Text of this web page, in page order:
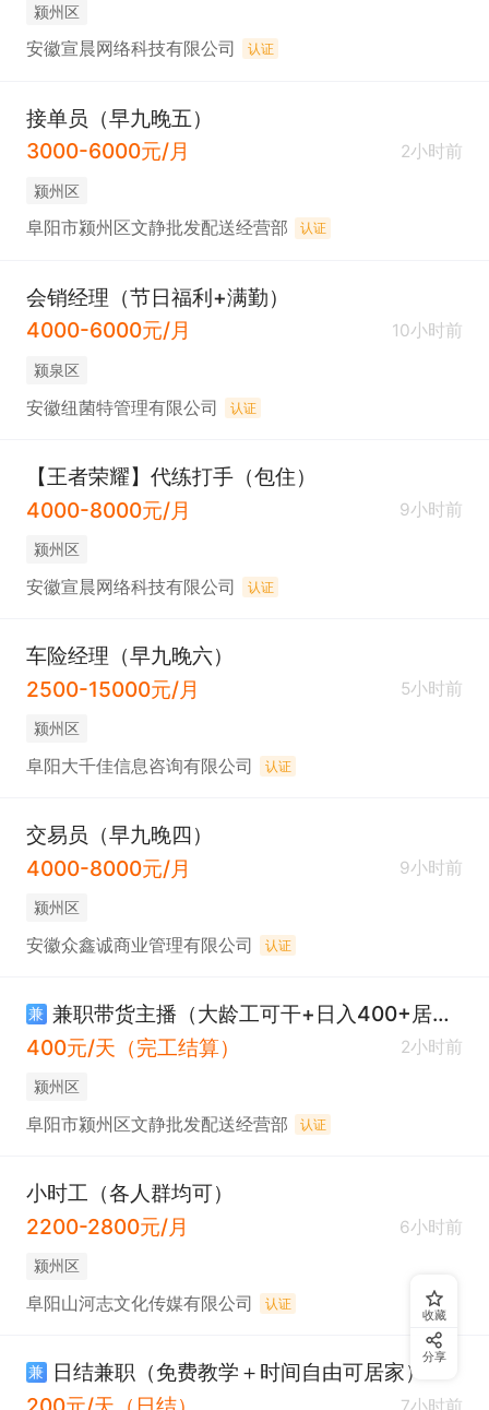
颍州区
安徽宣晨网络科技有限公司 认证
接单员（早九晚五）
3000-6000元/月
2小时前
颍州区
阜阳市颍州区文静批发配送经营部 认证
会销经理（节日福利+满勤）
4000-6000元/月
10小时前
颍泉区
安徽纽菌特管理有限公司 认证
【王者荣耀】代练打手（包住）
4000-8000元/月
9小时前
颍州区
安徽宣晨网络科技有限公司 认证
车险经理（早九晚六）
2500-15000元/月
5小时前
颍州区
阜阳大千佳信息咨询有限公司 认证
交易员（早九晚四）
4000-8000元/月
9小时前
颍州区
安徽众鑫诚商业管理有限公司 认证
兼
兼职带货主播（大龄工可干+日入400+居家办公）
400元/天（完工结算）
2小时前
颍州区
阜阳市颍州区文静批发配送经营部 认证
小时工（各人群均可）
2200-2800元/月
6小时前
颍州区
阜阳山河志文化传媒有限公司 认证
兼
日结兼职（免费教学＋时间自由可居家）
7小时前
收藏
分享